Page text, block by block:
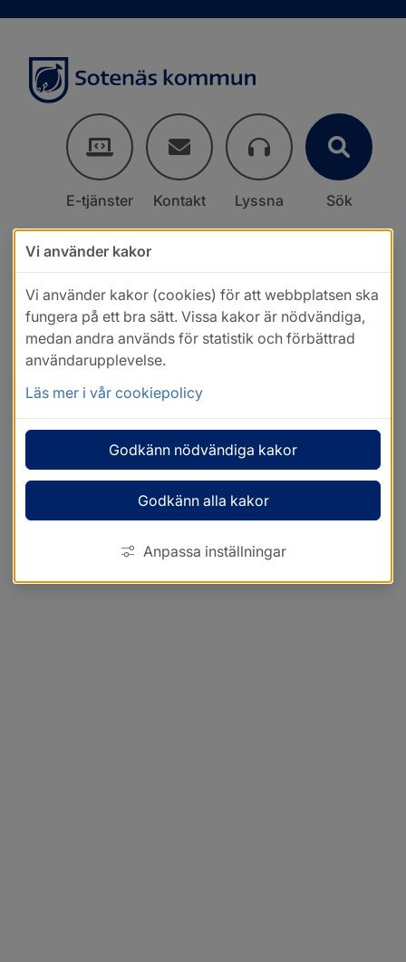
E-tjänster Kontakt Lyssna Sök
Vi använder kakor
Vi använder kakor (cookies) för att webbplatsen ska
fungera på ett bra sätt. Vissa kakor är nödvändiga,
medan andra används för statistik och förbättrad
användarupplevelse.
Läs mer i vår cookiepolicy
Godkänn nödvändiga kakor
Godkänn alla kakor
Anpassa inställningar